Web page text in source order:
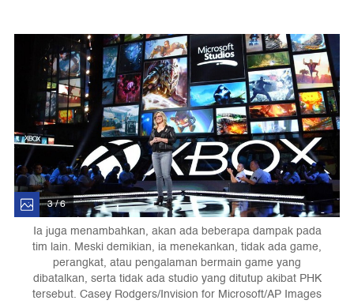
3 / 6
Ia juga menambahkan, akan ada beberapa dampak pada
tim lain. Meski demikian, ia menekankan, tidak ada game,
perangkat, atau pengalaman bermain game yang
dibatalkan, serta tidak ada studio yang ditutup akibat PHK
tersebut. Casey Rodgers/Invision for Microsoft/AP Images